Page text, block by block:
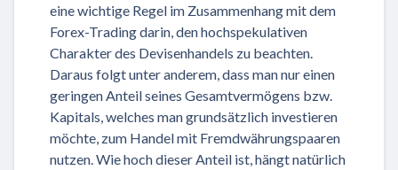
eine wichtige Regel im Zusammenhang mit dem
Forex-Trading darin, den hochspekulativen
Charakter des Devisenhandels zu beachten.
Daraus folgt unter anderem, dass man nur einen
geringen Anteil seines Gesamtvermögens bzw.
Kapitals, welches man grundsätzlich investieren
möchte, zum Handel mit Fremdwährungspaaren
nutzen. Wie hoch dieser Anteil ist, hängt natürlich